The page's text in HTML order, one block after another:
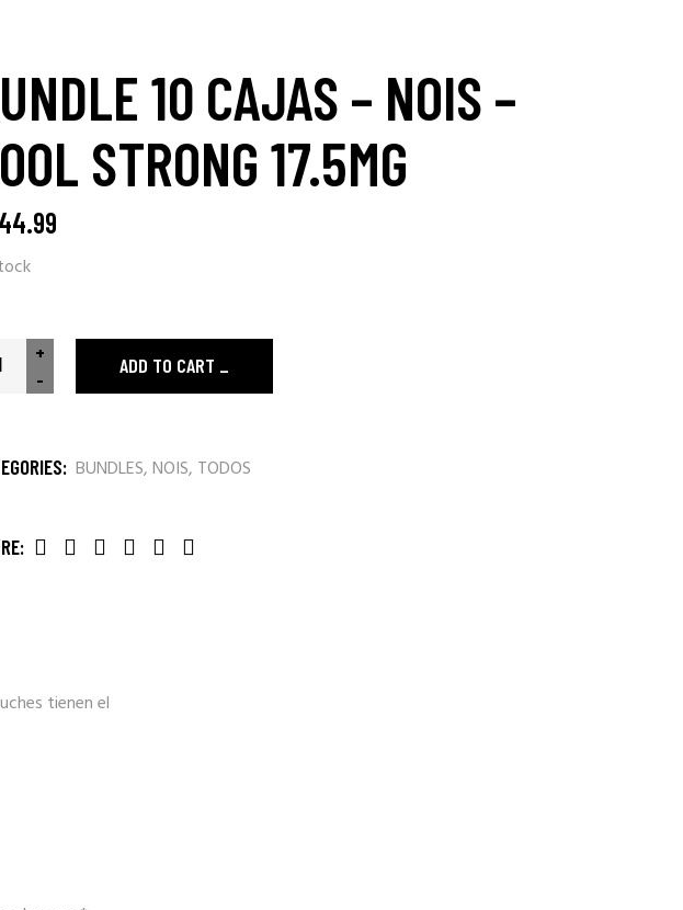
10 CAJAS – NOIS –
STRONG 17.5MG
10 Cajas - NOIS - Cool Strong 17.5mg quantity
-
+ ADD TO CART
BUNDLES,NOIS, TODOS
tienen el